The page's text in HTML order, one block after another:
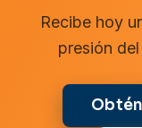
Recibe hoy
presión